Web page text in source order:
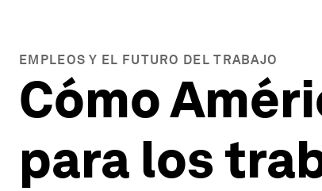
EMPLEOS Y EL FUTURO DEL TRABAJO
Cómo
para los